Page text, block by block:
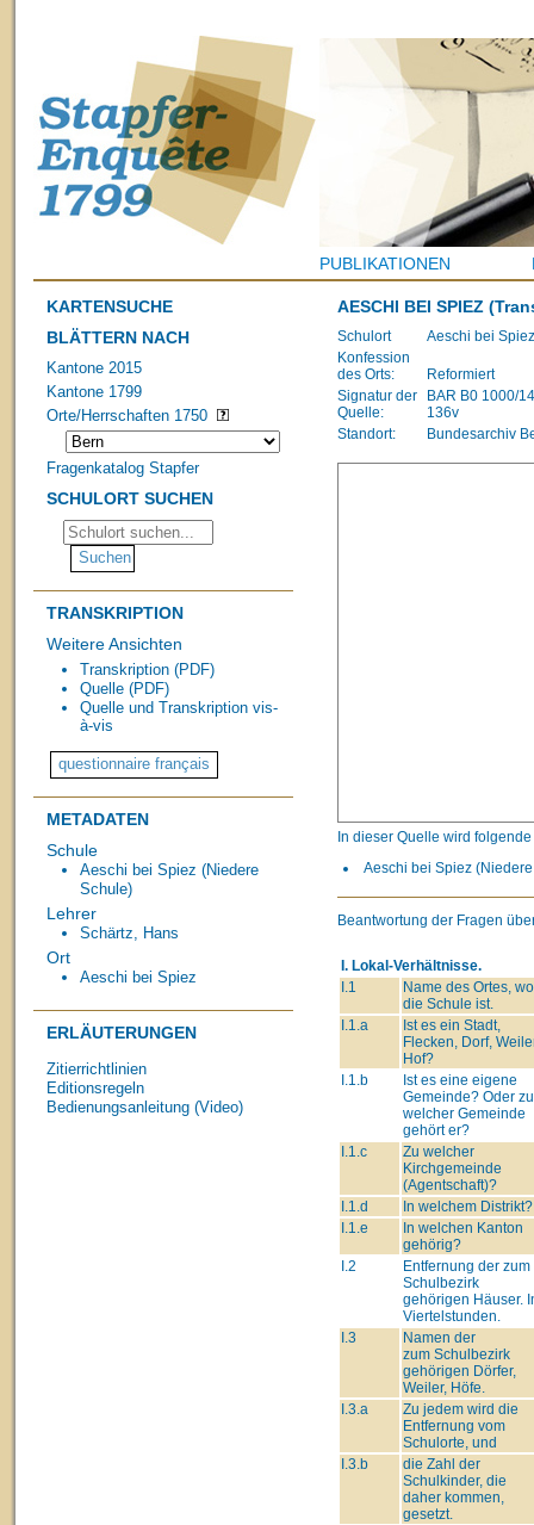
PUBLIKATIONEN
KARTENSUCHE
BLÄTTERN NACH
Kantone 2015
Kantone 1799
Orte/Herrschaften 1750
Fragenkatalog Stapfer
SCHULORT SUCHEN
TRANSKRIPTION
Weitere Ansichten
Transkription (PDF)
Quelle (PDF)
Quelle und Transkription vis-
à-vis
METADATEN
Schule
Aeschi bei Spiez (Niedere
Schule)
Lehrer
Schärtz, Hans
Ort
Aeschi bei Spiez
ERLÄUTERUNGEN
Zitierrichtlinien
Editionsregeln
Bedienungsanleitung (Video)
AESCHI BEI SPIEZ
Schulort
Aeschi bei Spiez
Konfession
des Orts:
Reformiert
Signatur der
Quelle:
BAR B0 1000/
136v
Standort:
Bundesarchiv
In dieser Quelle wird
Aeschi bei Spiez
Beantwortung der Fragen
I. Lokal-Verhältnisse.
I.1
Name des Ortes, wo
die Schule ist.
I.1.a
Ist es ein Stadt,
Flecken, Dorf,
Hof?
I.1.b
Ist es eine eigene
Gemeinde? Oder zu
welcher Gemeinde
gehört er?
I.1.c
Zu welcher
Kirchgemeinde
(Agentschaft)?
I.1.d
In welchem Distrikt?
I.1.e
In welchen Kanton
gehörig?
I.2
Entfernung der zum
Schulbezirk
gehörigen Häuser.
Viertelstunden.
I.3
Namen der
zum Schulbezirk
gehörigen Dörfer,
Weiler, Höfe.
I.3.a
Zu jedem wird die
Entfernung vom
Schulorte, und
I.3.b
die Zahl der
Schulkinder, die
daher kommen,
gesetzt.